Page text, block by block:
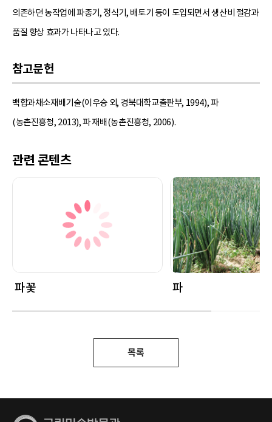
의존하던 농작업에 파종기, 정식기, 배토기 등이 도입되면서 생산비 절감과
품질 향상 효과가 나타나고 있다.
참고문헌
백합과채소재배기술(이우승 외, 경북대학교출판부, 1994), 파
(농촌진흥청, 2013), 파 재배(농촌진흥청, 2006).
관련 콘텐츠
파꽃 파
목록